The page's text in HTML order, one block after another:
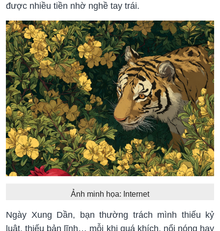
được nhiều tiền nhờ nghề tay trái.
Ảnh minh họa: Internet
Ngày Xung Dần, bạn thường trách mình thiếu kỷ
luật, thiếu bản lĩnh… mỗi khi quá khích, nổi nóng hay